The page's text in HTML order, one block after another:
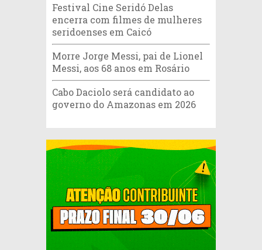
Festival Cine Seridó Delas
encerra com filmes de mulheres
seridoenses em Caicó
Morre Jorge Messi, pai de Lionel
Messi, aos 68 anos em Rosário
Cabo Daciolo será candidato ao
governo do Amazonas em 2026